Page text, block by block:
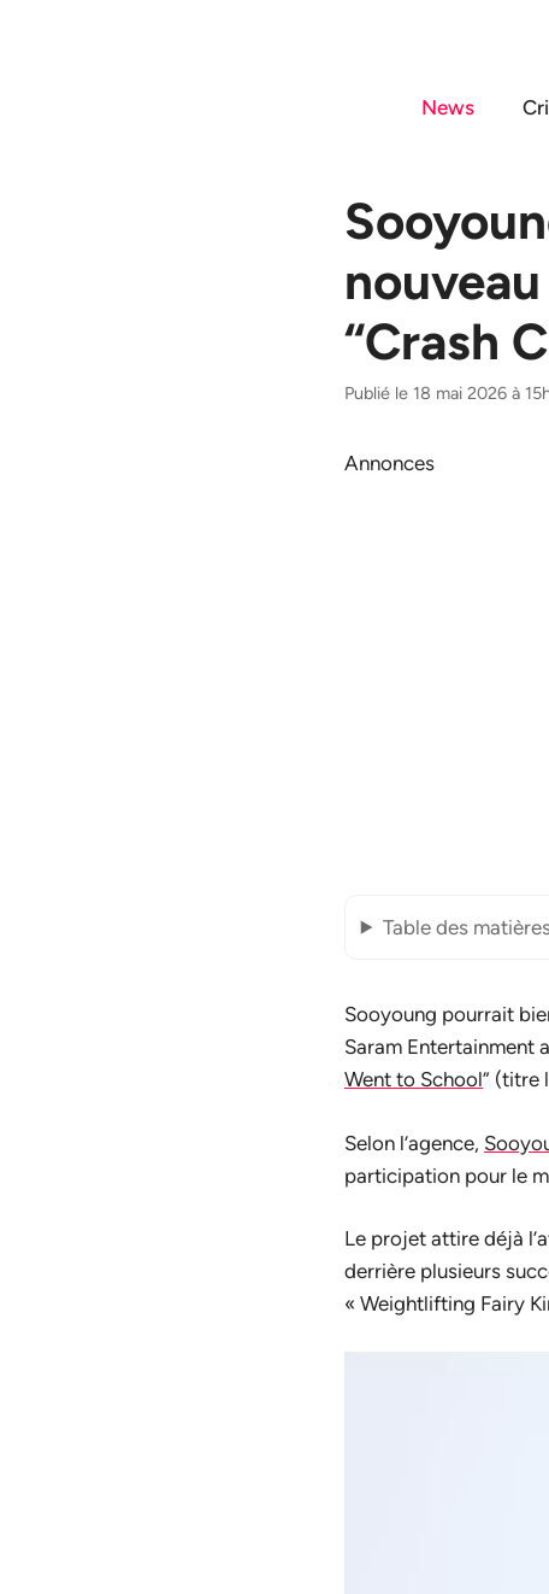
News
“Crash
Publié le 18 mai 2026 à
Annonces
Table des
Sooyoung pourrait
Saram Entertainment
Went to School” (titre
Selon l’agence,
participation pour le
Le projet attire déjà
derrière plusieurs
« Weightlifting Fairy